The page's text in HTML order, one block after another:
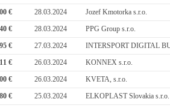
€ 28.03.2024
Jozef Kmotorka s.r.o.
€ 28.03.2024
PPG Group s.r.o.
€ 27.03.2024
INTERSPORT DIGITAL
€ 26.03.2024
KONNEX s.r.o.
€ 26.03.2024
KVETA, s.r.o.
€ 25.03.2024
ELKOPLAST Slovakia s.r.o.